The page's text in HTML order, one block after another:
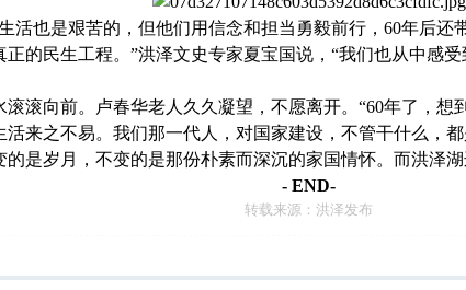
也是艰苦的，但他们用信念和担当勇毅前行，60年后还
的民生工程。”洪泽文史专家夏宝国说，“我们也从中感
向前。卢春华老人久久凝望，不愿离开。“60年了，想
来之不易。我们那一代人，对国家建设，不管干什么，
岁月，不变的是那份朴素而深沉的家国情怀。而洪泽湖
- END-
转载来源：洪泽发布